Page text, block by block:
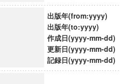
ナンス教育研究センター
先端的教育研究拠点
展のサイエンス」
出版年(from:yyyy)
出版年(to:yyyy)
作成日(yyyy-mm-dd)
更新日(yyyy-mm-dd)
記録日(yyyy-mm-dd)